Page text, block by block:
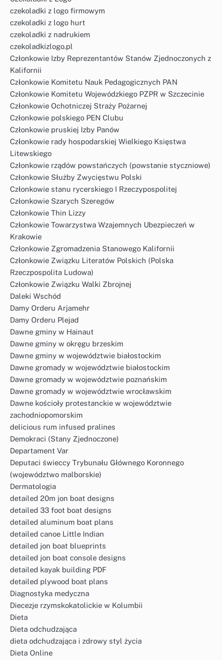
czekoladki z logo firmowym
czekoladki z logo hurt
czekoladki z nadrukiem
czekoladkizlogo.pl
Członkowie Izby Reprezentantów Stanów Zjednoczonych z
Kalifornii
Członkowie Komitetu Nauk Pedagogicznych PAN
Członkowie Komitetu Wojewódzkiego PZPR w Szczecinie
Członkowie Ochotniczej Straży Pożarnej
Członkowie polskiego PEN Clubu
Członkowie pruskiej Izby Panów
Członkowie rady hospodarskiej Wielkiego Księstwa
Litewskiego
Członkowie rządów powstańczych (powstanie styczniowe)
Członkowie Służby Zwycięstwu Polski
Członkowie stanu rycerskiego I Rzeczypospolitej
Członkowie Szarych Szeregów
Członkowie Thin Lizzy
Członkowie Towarzystwa Wzajemnych Ubezpieczeń w
Krakowie
Członkowie Zgromadzenia Stanowego Kalifornii
Członkowie Związku Literatów Polskich (Polska
Rzeczpospolita Ludowa)
Członkowie Związku Walki Zbrojnej
Daleki Wschód
Damy Orderu Arjamehr
Damy Orderu Plejad
Dawne gminy w Hainaut
Dawne gminy w okręgu brzeskim
Dawne gminy w województwie białostockim
Dawne gromady w województwie białostockim
Dawne gromady w województwie poznańskim
Dawne gromady w województwie wrocławskim
Dawne kościoły protestanckie w województwie
zachodniopomorskim
delicious rum infused pralines
Demokraci (Stany Zjednoczone)
Departament Var
Deputaci świeccy Trybunału Głównego Koronnego
(województwo malborskie)
Dermatologia
detailed 20m jon boat designs
detailed 33 foot boat designs
detailed aluminum boat plans
detailed canoe Little Indian
detailed jon boat blueprints
detailed jon boat console designs
detailed kayak building PDF
detailed plywood boat plans
Diagnostyka medyczna
Diecezje rzymskokatolickie w Kolumbii
Dieta
Dieta odchudzająca
dieta odchudzająca i zdrowy styl życia
Dieta Online